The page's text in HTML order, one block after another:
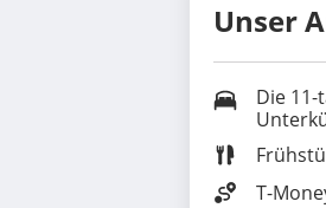
Unser
Die
T-